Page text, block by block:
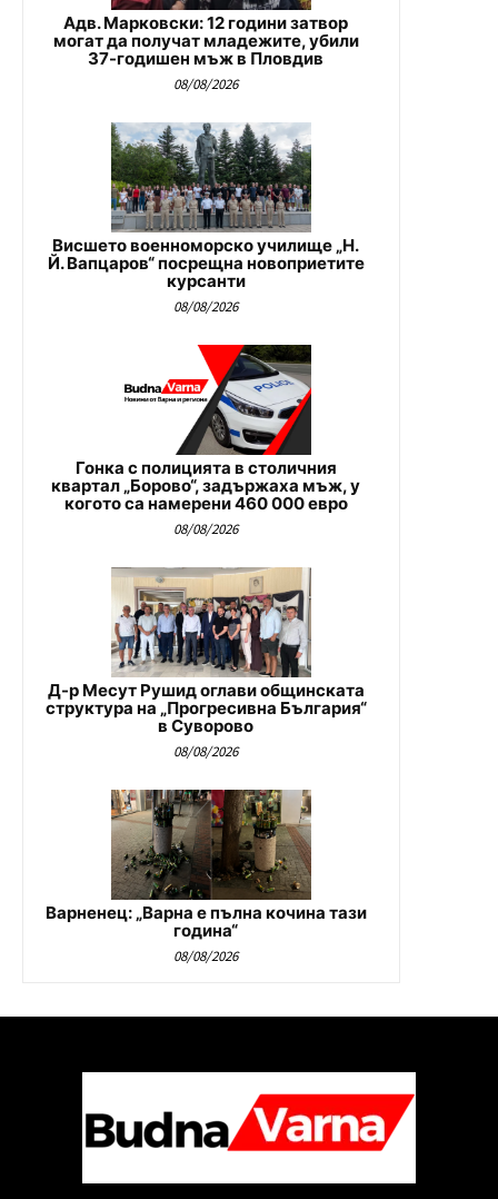
Адв. Марковски: 12 години затвор
могат да получат младежите, убили
37-годишен мъж в Пловдив
08/08/2026
Висшето военноморско училище „Н.
Й. Вапцаров“ посрещна новоприетите
курсанти
08/08/2026
Гонка с полицията в столичния
квартал „Борово“, задържаха мъж, у
когото са намерени 460 000 евро
08/08/2026
Д-р Месут Рушид оглави общинската
структура на „Прогресивна България“
в Суворово
08/08/2026
Варненец: „Варна е пълна кочина тази
година“
08/08/2026